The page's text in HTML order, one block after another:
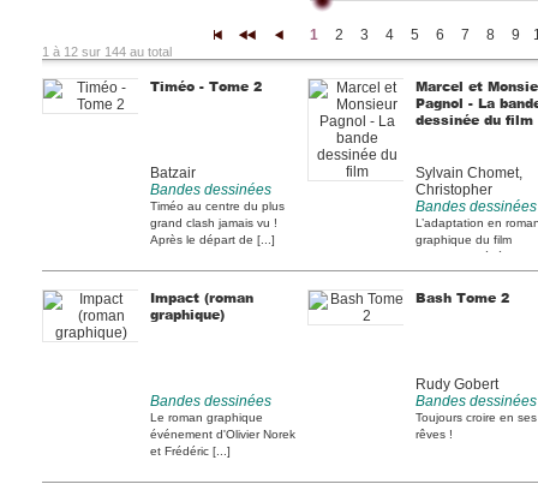
1 2 3 4 5 6 7 8 9
1 à 12 sur 144 au total
Timéo - Tome 2
Batzair
Bandes dessinées
Timéo au centre du plus
grand clash jamais vu !
Après le départ de [...]
Marcel et
Pagnol - La
dessinée du film
Sylvain Chomet,
Christopher
Bandes dessinées
L’adaptation en
graphique du film
d’animation
cette [...]
Impact (roman
graphique)
Bandes dessinées
Le roman graphique
événement d'Olivier Norek
et Frédéric [...]
Bash Tome 2
Rudy Gobert
Bandes dessinées
Toujours croire en ses
rêves !